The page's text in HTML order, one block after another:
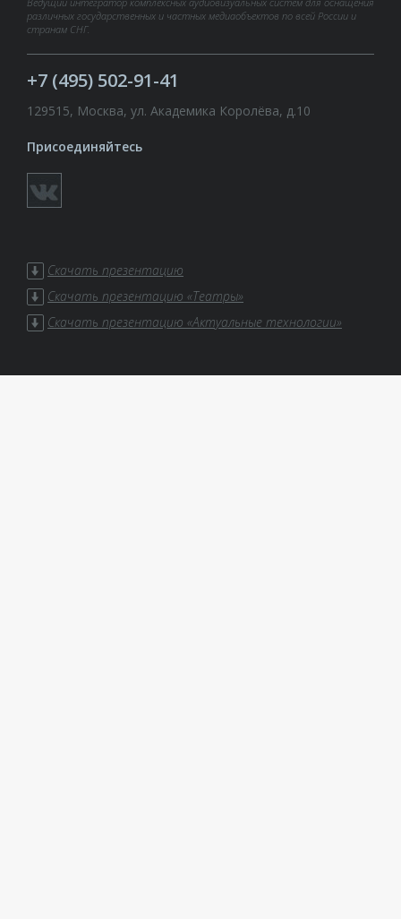
различных государственных и частных медиаобъектов по всей России и
странам СНГ.
+7 (495) 502-91-41
129515, Москва, ул. Академика Королёва, д.10
Присоединяйтесь
Скачать презентацию
Скачать презентацию «Театры»
Скачать презентацию «Актуальные технологии»